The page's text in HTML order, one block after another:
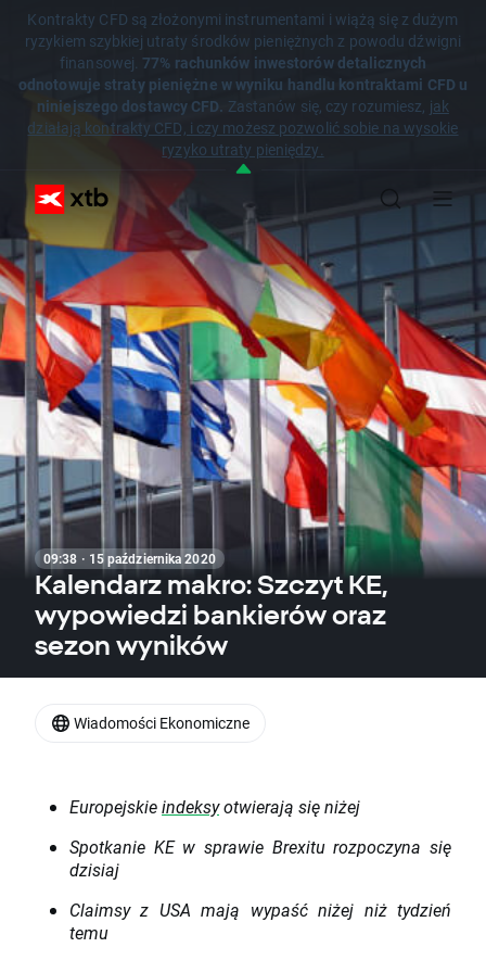
Kontrakty CFD są złożonymi instrumentami i wiążą się z dużym
ryzykiem szybkiej utraty środków pieniężnych z powodu dźwigni
finansowej. 77% rachunków inwestorów detalicznych
odnotowuje straty pieniężne w wyniku handlu kontraktami CFD u
niniejszego dostawcy CFD. Zastanów się, czy rozumiesz, jak
działają kontrakty CFD, i czy możesz pozwolić sobie na wysokie
ryzyko utraty pieniędzy.
09:38 · 15 października 2020
Kalendarz makro: Szczyt KE,
wypowiedzi bankierów oraz
sezon wyników
Europejskieindeksyotwierają się niżej
Spotkanie KE w sprawie Brexitu rozpoczyna się
dzisiaj
Claimsy z USA mają wypaść niżej niż tydzień
temu
Wiadomości Ekonomiczne